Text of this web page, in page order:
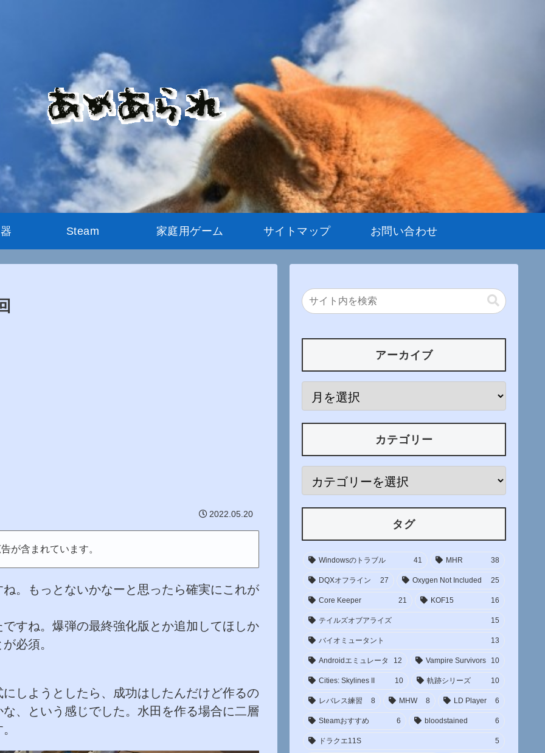
Steam 家庭用ゲーム サイトマップ お問い合わせ
2022.05.20
が含まれています。
。もっとないかなーと思ったら確実にこれが
すね。爆弾の最終強化版とか追加してほしか
必須。
しようとしたら、成功はしたんだけど作るの
、という感じでした。水田を作る場合に二層
アーカイブ
カテゴリー
タグ
Windowsのトラブル 41 MHR 38
DQXオフライン 27 Oxygen Not Included 25
Core Keeper 21 KOF15 16
テイルズオブアライズ 15
バイオミュータント 13
Androidエミュレータ 12 Vampire Survivors 10
Cities: Skylines II 10 軌跡シリーズ 10
レバレス練習 8 MHW 8 LD Player 6
Steamおすすめ 6 bloodstained 6
ドラクエ11S 5